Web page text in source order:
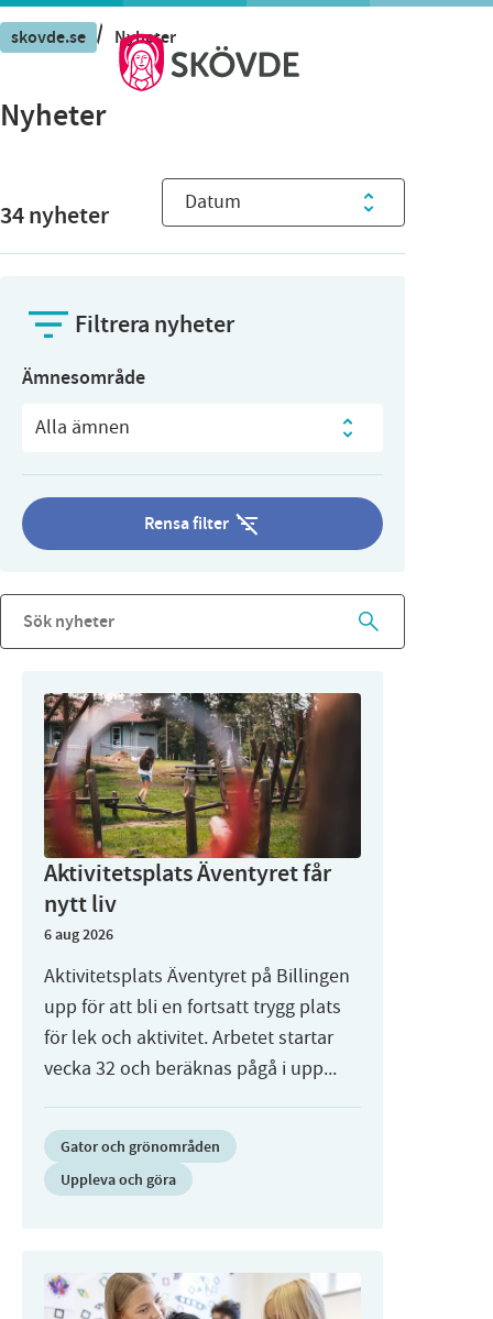
skovde.se / Nyheter
Nyheter
34nyheter
Filtrera nyheter
Ämnesområde
Rensa filter
Aktivitetsplats Äventyret får
nytt liv
6 aug 2026
Aktivitetsplats Äventyret på Billingen
upp för att bli en fortsatt trygg plats
för lek och aktivitet. Arbetet startar
vecka 32 och beräknas pågå i upp...
Gator och grönområden
Uppleva och göra